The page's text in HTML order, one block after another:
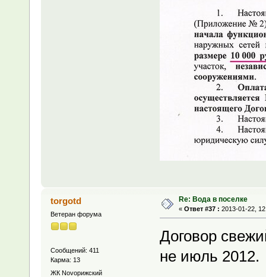
torgotd
Ветеран форума
Сообщений: 411
Карма: 13
ЖК Novoрижский
Re: Вода в поселке
« Ответ #37 : 2013-01-22,
Договор
не июль 2012.